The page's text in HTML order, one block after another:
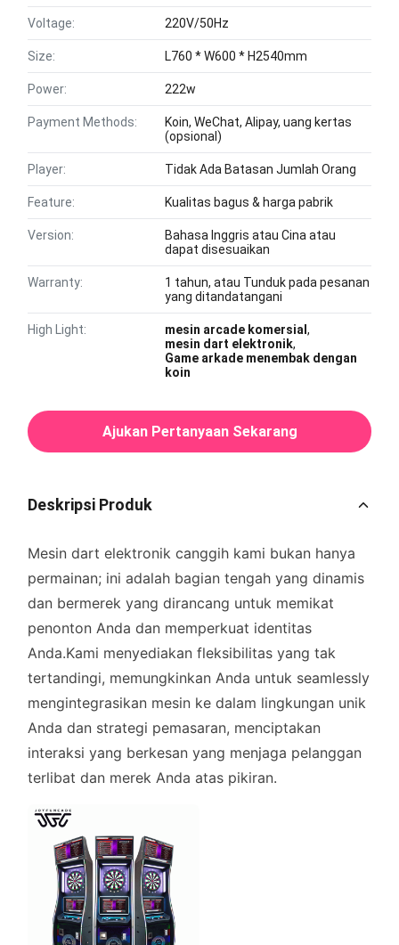
Voltage: 220V/50Hz
Size: L760 * W600 * H2540mm
Power: 222w
Payment Methods:
Koin, WeChat, Alipay, uang kertas
(opsional)
Player: Tidak Ada Batasan Jumlah Orang
Feature: Kualitas bagus & harga pabrik
Version:
Bahasa Inggris atau Cina atau
dapat disesuaikan
Warranty:
1 tahun, atau Tunduk pada pesanan
yang ditandatangani
High Light: mesin arcade komersial,
mesin dart elektronik,
Game arkade menembak dengan
koin
Ajukan Pertanyaan Sekarang
Deskripsi Produk
Mesin dart elektronik canggih kami bukan hanya
permainan; ini adalah bagian tengah yang dinamis
dan bermerek yang dirancang untuk memikat
penonton Anda dan memperkuat identitas
Anda.Kami menyediakan fleksibilitas yang tak
tertandingi, memungkinkan Anda untuk seamlessly
mengintegrasikan mesin ke dalam lingkungan unik
Anda dan strategi pemasaran, menciptakan
interaksi yang berkesan yang menjaga pelanggan
terlibat dan merek Anda atas pikiran.